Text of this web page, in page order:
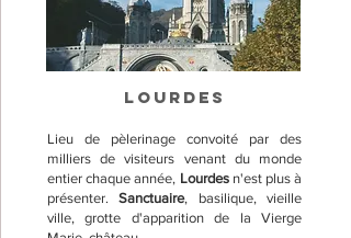
LOURDES
Lieu de pèlerinage convoité par des
milliers de visiteurs venant du monde
entier chaque année, Lourdesn'est plus à
présenter.Sanctuaire, basilique, vieille
ville, grotte d'apparition de la Vierge